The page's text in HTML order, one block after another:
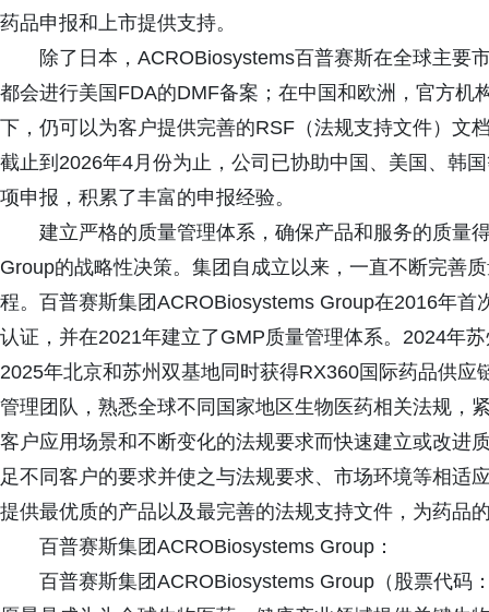
药品申报和上市提供支持。
除了日本，ACROBiosystems百普赛斯在全球主要
都会进行美国FDA的DMF备案；在中国和欧洲，官方机
下，仍可以为客户提供完善的RSF（法规支持文件）文
截止到2026年4月份为止，公司已协助中国、美国、韩
项申报，积累了丰富的申报经验。
建立严格的质量管理体系，确保产品和服务的质量
Group的战略性决策。集团自成立以来，一直不断完善
程。百普赛斯集团ACROBiosystems Group在2016年
认证，并在2021年建立了GMP质量管理体系。2024年
2025年北京和苏州双基地同时获得RX360国际药品供
管理团队，熟悉全球不同国家地区生物医药相关法规，
客户应用场景和不断变化的法规要求而快速建立或改进
足不同客户的要求并使之与法规要求、市场环境等相适
提供最优质的产品以及最完善的法规支持文件，为药品
百普赛斯集团ACROBiosystems Group：
百普赛斯集团ACROBiosystems Group（股票代码